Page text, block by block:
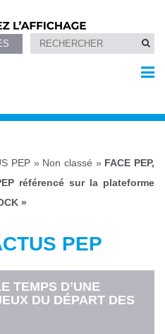
PEP » Non classé » FACE PEP,
référencé sur la plateforme
»
PEP
TEMPS D’UNE
DU DÉPART DES